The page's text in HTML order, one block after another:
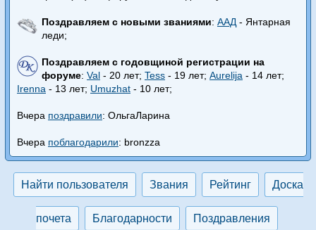
Поздравляем с новыми званиями: ААД- Янтарная
леди;
Поздравляем с годовщиной регистрации на
форуме: Val - 20 лет; Tess - 19 лет; Aurelija - 14 лет;
Irenna - 13 лет; Umuzhat - 10 лет;
Вчера поздравили: ОльгаЛарина
Вчера поблагодарили: bronzza
Найти пользователя Звания Рейтинг Доска
почета Благодарности Поздравления